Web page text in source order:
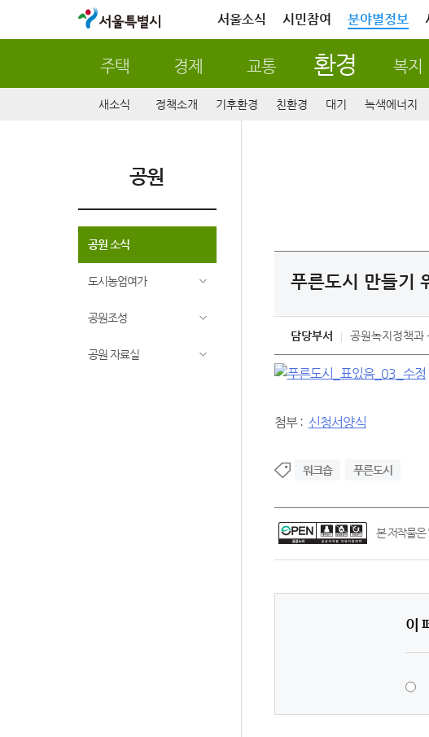
서울특별시 서울소식 시민참여 분야별정보
주택 경제 교통 환경 복지
새소식 정책소개 기후환경 친환경 대기 녹색에너지
공원
공원 소식
도시농업여가
공원조성
공원 자료실
푸른도시 만들기
담당부서 공원녹지정책과
첨부 : 신청서양식
워크숍 푸른도시
본 저작물은
이